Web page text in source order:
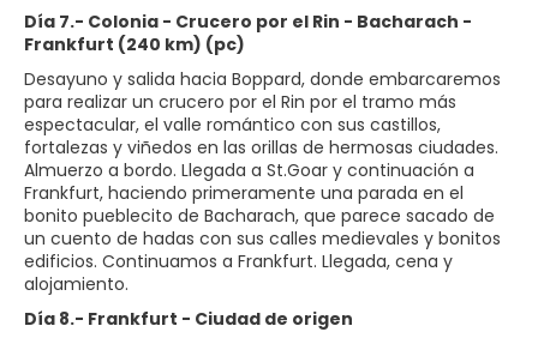
Día 7.- Colonia - Crucero por el Rin - Bacharach -
Frankfurt (240 km) (pc)
Desayuno y salida hacia Boppard, donde embarcaremos
para realizar un crucero por el Rin por el tramo más
espectacular, el valle romántico con sus castillos,
fortalezas y viñedos en las orillas de hermosas ciudades.
Almuerzo a bordo. Llegada a St.Goar y continuación a
Frankfurt, haciendo primeramente una parada en el
bonito pueblecito de Bacharach, que parece sacado de
un cuento de hadas con sus calles medievales y bonitos
edificios. Continuamos a Frankfurt. Llegada, cena y
alojamiento.
Día 8.- Frankfurt - Ciudad de origen